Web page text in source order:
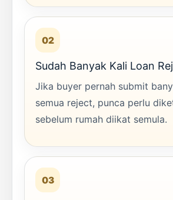
02
Sudah Banyak Kali Loan
Jika buyer pernah submit
semua reject, punca perlu
sebelum rumah diikat semula.
03